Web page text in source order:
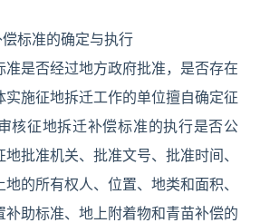
标准的确定与执行
准是否经过地方政府批准，是否存在
实施征地拆迁工作的单位擅自确定征
核征地拆迁补偿标准的执行是否公
批准机关、批准文号、批准时间、
的所有权人、位置、地类和面积、
补助标准、地上附着物和青苗补偿的